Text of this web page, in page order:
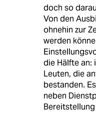
doch so
Von den
ohnehin zur
werden
die Hälfte an:
Leuten, die
bestanden.
neben